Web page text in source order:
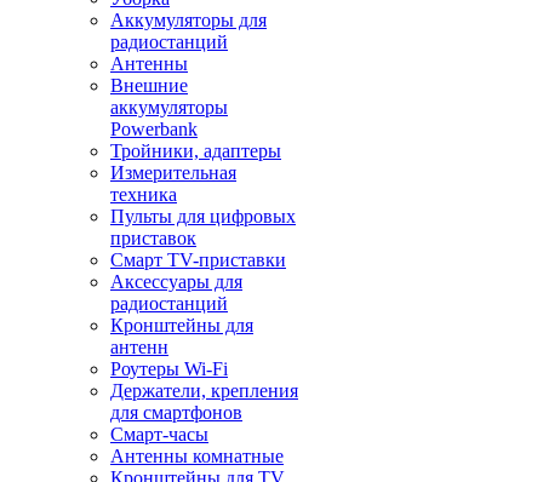
Аккумуляторы для
радиостанций
Антенны
Внешние
аккумуляторы
Powerbank
Тройники, адаптеры
Измерительная
техника
Пульты для цифровых
приставок
Смарт ТV-приставки
Аксессуары для
радиостанций
Кронштейны для
антенн
Роутеры Wi-Fi
Держатели, крепления
для смартфонов
Смарт-часы
Антенны комнатные
Кронштейны для TV